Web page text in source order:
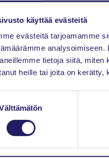
käyttää evästeitä
evästeitä tarjoamamme
tietoja siitä,
heille tai joita on kerätty,